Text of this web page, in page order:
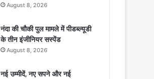
August 8, 2026
नंदा की चौकी पुल मामले में पीडब्ल्यूडी
के तीन इंजीनियर सस्पेंड
August 8, 2026
नई उम्मीदें, नए सपने और नई